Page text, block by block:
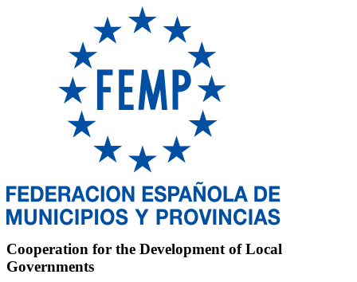
Cooperation for the Development of Local
Governments